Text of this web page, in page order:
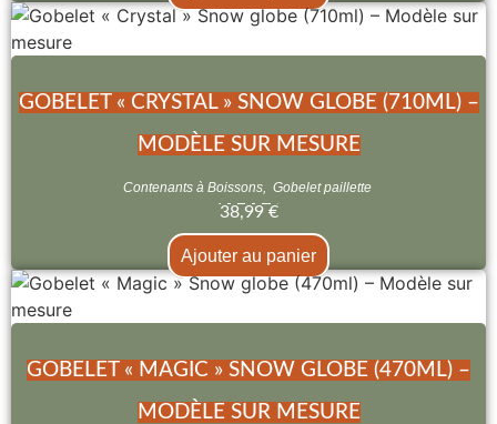
GOBELET « CRYSTAL » SNOW GLOBE (710ML) –
MODÈLE SUR MESURE
Contenants à Boissons, Gobelet paillette
38,99 €
Ajouter au panier
GOBELET « MAGIC » SNOW GLOBE (470ML) –
MODÈLE SUR MESURE